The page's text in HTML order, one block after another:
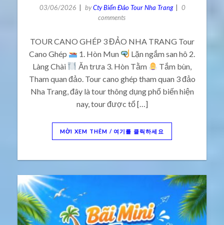
03/06/2026 byCty Biển Đảo Tour Nha Trang
0
comments
TOUR CANO GHÉP 3 ĐẢO NHA TRANG Tour
Cano Ghép
1. Hòn Mun
Lặn ngắm san hô 2.
Làng Chài
Ăn trưa 3. Hòn Tằm
Tắm bùn,
Tham quan đảo. Tour cano ghép tham quan 3 đảo
Nha Trang, đây là tour thông dụng phổ biến hiện
nay, tour được tổ […]
MỜI XEM THÊM / 여기를 클릭하세요